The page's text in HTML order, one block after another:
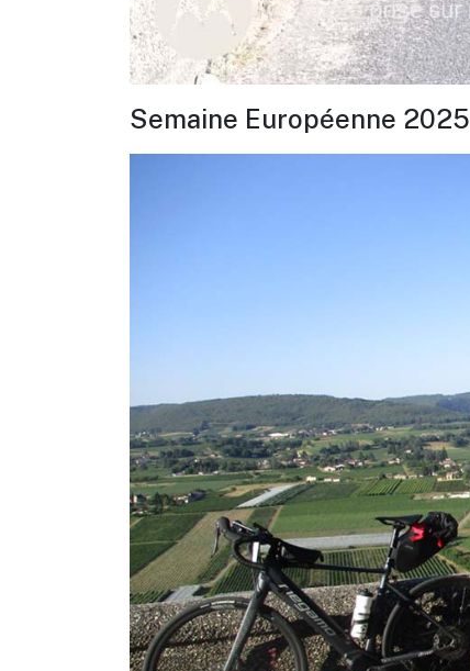
Semaine Européenne 2025